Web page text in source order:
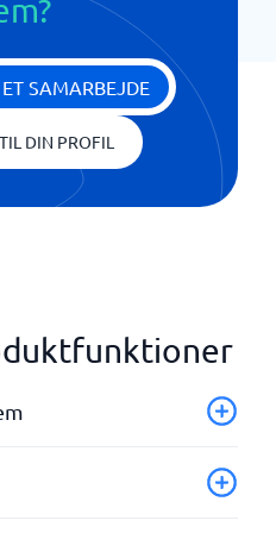
SAMARBEJDE
DIN PROFIL